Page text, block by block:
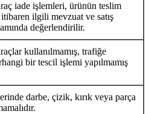
iade işlemleri, ürünün teslim
itibaren ilgili mevzuat ve satış
değerlendirilir.
kullanılmamış, trafiğe
bir tescil işlemi yapılmamış
darbe, çizik, kırık veya parça